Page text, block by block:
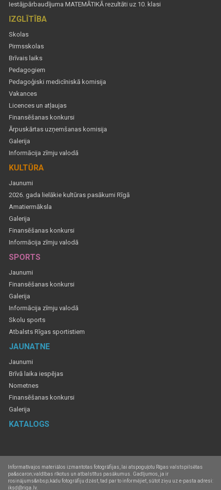
Iestājpārbaudījuma MATEMĀTIKĀ rezultāti uz 10. klasi
IZGLĪTĪBA
Skolas
Pirmsskolas
Brīvais laiks
Pedagogiem
Pedagoģiski medicīniskā komisija
Vakances
Licences un atļaujas
Finansēšanas konkursi
Ārpuskārtas uzņemšanas komisija
Galerija
Informācija zīmju valodā
KULTŪRA
Jaunumi
2026. gada lielākie kultūras pasākumi Rīgā
Amatiermāksla
Galerija
Finansēšanas konkursi
Informācija zīmju valodā
SPORTS
Jaunumi
Finansēšanas konkursi
Galerija
Informācija zīmju valodā
Skolu sports
Atbalsts Rīgas sportistiem
JAUNATNE
Jaunumi
Brīvā laika iespējas
Nometnes
Finansēšanas konkursi
Galerija
KATALOGS
Informatīvajos materiālos izmantotas fotogrāfijas, lai atspoguļotu Rīgas valstspilsētas
pa&scaron;valdības rīkotus un atbalstītus pasākumus. Gadījumos, ja ir
rosinājums&nbsp;kādu fotogrāfiju dzēst, tad par to informējiet, sūtot ziņu uz e-pasta adresi:
iksd@riga.lv.